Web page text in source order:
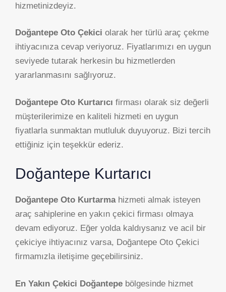
hizmetinizdeyiz.
Doğantepe Oto Çekici olarak her türlü araç çekme
ihtiyacınıza cevap veriyoruz. Fiyatlarımızı en uygun
seviyede tutarak herkesin bu hizmetlerden
yararlanmasını sağlıyoruz.
Doğantepe Oto Kurtarıcı firması olarak siz değerli
müşterilerimize en kaliteli hizmeti en uygun
fiyatlarla sunmaktan mutluluk duyuyoruz. Bizi tercih
ettiğiniz için teşekkür ederiz.
Doğantepe Kurtarıcı
Doğantepe Oto Kurtarmahizmeti almak isteyen
araç sahiplerine en yakın çekici firması olmaya
devam ediyoruz. Eğer yolda kaldıysanız ve acil bir
çekiciye ihtiyacınız varsa, Doğantepe Oto Çekici
firmamızla iletişime geçebilirsiniz.
En Yakın Çekici Doğantepe bölgesinde hizmet